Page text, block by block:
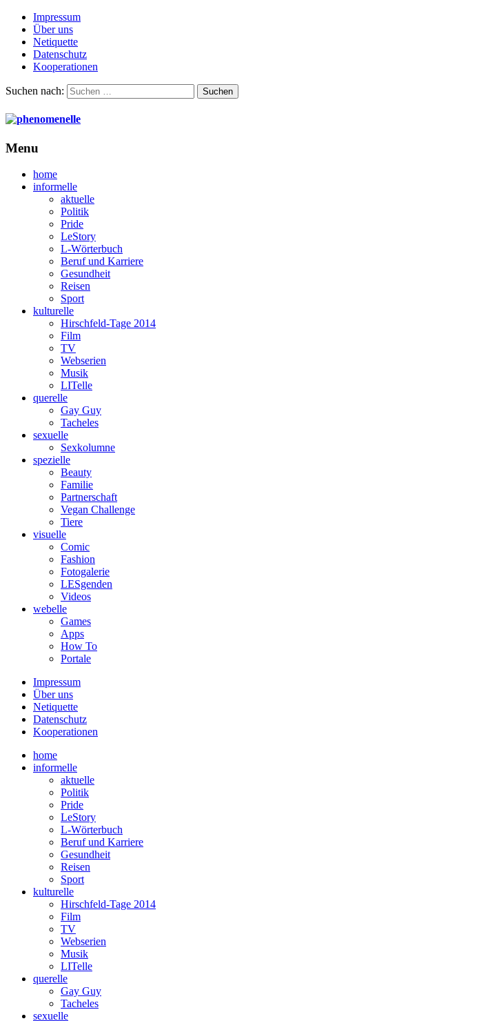
Impressum
Über uns
Netiquette
Datenschutz
Kooperationen
Suchen nach:
Menu
home
informelle
aktuelle
Politik
Pride
LeStory
L-Wörterbuch
Beruf und Karriere
Gesundheit
Reisen
Sport
kulturelle
Hirschfeld-Tage 2014
Film
TV
Webserien
Musik
LITelle
querelle
Gay Guy
Tacheles
sexuelle
Sexkolumne
spezielle
Beauty
Familie
Partnerschaft
Vegan Challenge
Tiere
visuelle
Comic
Fashion
Fotogalerie
LESgenden
Videos
webelle
Games
Apps
How To
Portale
Impressum
Über uns
Netiquette
Datenschutz
Kooperationen
home
informelle
aktuelle
Politik
Pride
LeStory
L-Wörterbuch
Beruf und Karriere
Gesundheit
Reisen
Sport
kulturelle
Hirschfeld-Tage 2014
Film
TV
Webserien
Musik
LITelle
querelle
Gay Guy
Tacheles
sexuelle